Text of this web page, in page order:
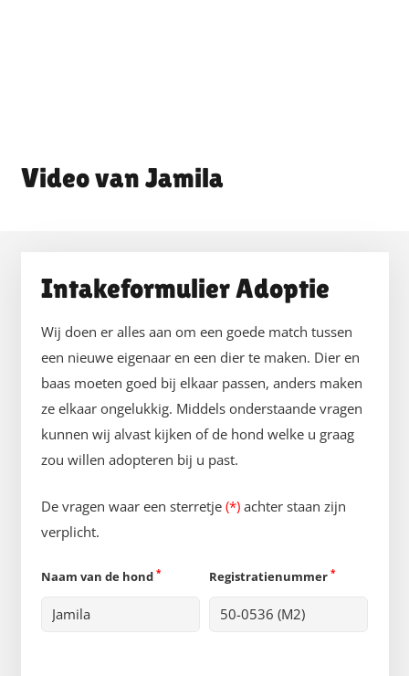
Jamila
Intakeformulier Adoptie
Wij doen er alles aan om een goede match tussen
een nieuwe eigenaar en een dier te maken. Dier en
baas moeten goed bij elkaar passen, anders maken
ze elkaar ongelukkig. Middels onderstaande vragen
kunnen wij alvast kijken of de hond welke u graag
zou willen adopteren bij u past.
De vragen waar een sterretje (*) achter staan zijn
verplicht.
Naam van de hond * Registratienummer *